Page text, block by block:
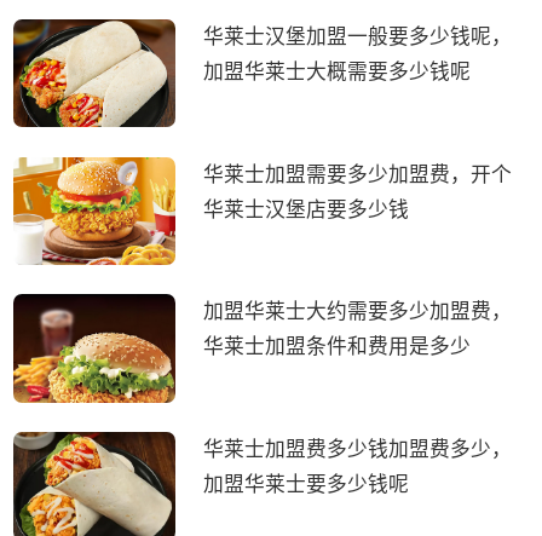
华莱士汉堡加盟一般要多少钱呢，
加盟华莱士大概需要多少钱呢
华莱士加盟需要多少加盟费，开个
华莱士汉堡店要多少钱
加盟华莱士大约需要多少加盟费，
华莱士加盟条件和费用是多少
华莱士加盟费多少钱加盟费多少，
加盟华莱士要多少钱呢